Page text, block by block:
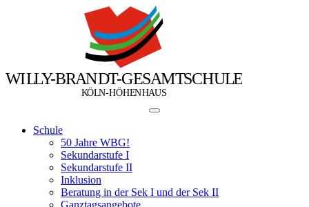
WILLY-BRANDT-GESAMTSCHULE
KÖLN-HÖHENHAUS
Schule
50 Jahre WBG!
Sekundarstufe I
Sekundarstufe II
Inklusion
Beratung in der Sek I und der Sek II
Ganztagsangebote